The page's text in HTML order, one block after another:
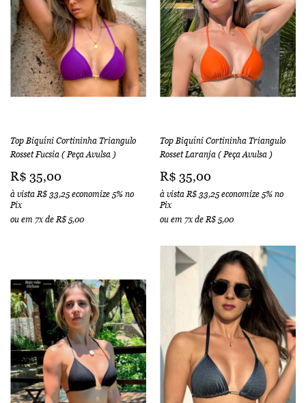
Top Biquíni Cortininha Triangulo
Rosset Fucsia ( Peça Avulsa )
R$ 35,00
à vistaR$ 33,25economize 5% no
Pix
ou em 7xdeR$ 5,00
Top Biquíni Cortininha Triangulo
Rosset Laranja ( Peça Avulsa )
R$ 35,00
à vistaR$ 33,25economize 5% no
Pix
ou em 7xdeR$ 5,00